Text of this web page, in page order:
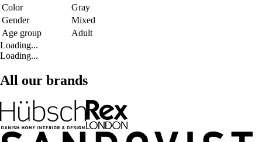
Color
Gray
Gender
Mixed
Age group
Adult
Loading...
Loading...
All our brands